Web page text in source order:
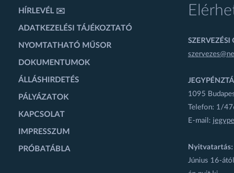
HÍRLEVÉL ✉️
ADATKEZELÉSI TÁJÉKOZTATÓ
NYOMTATHATÓ MŰSOR
DOKUMENTUMOK
ÁLLÁSHIRDETÉS
PÁLYÁZATOK
KAPCSOLAT
IMPRESSZUM
PRÓBATÁBLA
SZERVEZÉSI
1095
Telefon: 1/
E-mail:
Nyitvatartás:
Június 16-